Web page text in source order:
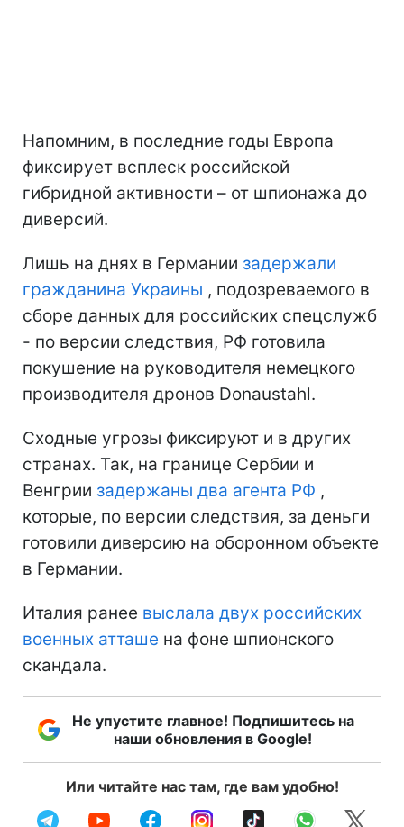
Напомним, в последние годы Европа
фиксирует всплеск российской
гибридной активности – от шпионажа до
диверсий.
Лишь на днях в Германии задержали
гражданина Украины , подозреваемого в
сборе данных для российских спецслужб
- по версии следствия, РФ готовила
покушение на руководителя немецкого
производителя дронов Donaustahl.
Сходные угрозы фиксируют и в других
странах. Так, на границе Сербии и
Венгрии задержаны два агента РФ ,
которые, по версии следствия, за деньги
готовили диверсию на оборонном объекте
в Германии.
Италия ранее выслала двух российских
военных атташе на фоне шпионского
скандала.
Не упустите главное! Подпишитесь на
наши обновления в Google!
Или читайте нас там, где вам удобно!